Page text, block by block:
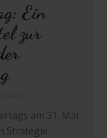
Ein
zur
am 31. Mai
Strategie